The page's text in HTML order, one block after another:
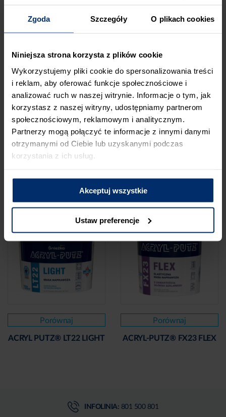
Zgoda Szczegóły O plikach cookies
Niniejsza strona korzysta z plików cookie
Wykorzystujemy pliki cookie do spersonalizowania treści
i reklam, aby oferować funkcje społecznościowe i
analizować ruch w naszej witrynie. Informacje o tym, jak
korzystasz z naszej witryny, udostępniamy partnerom
społecznościowym, reklamowym i analitycznym.
Partnerzy mogą połączyć te informacje z innymi danymi
otrzymanymi od Ciebie lub uzyskanymi podczas
korzystania z ich usług.
Akceptuj wszystkie
Ustaw preferencje
Porównaj
ACRYL-PUTZ® FS20
ACRYL-PUTZ® RG21
Porównaj
ACRYL PUTZ® LT22 LIGHT
Porównaj
ACRYL-PUTZ® FX23 FLEX
INFOLINIA: 801 500 801